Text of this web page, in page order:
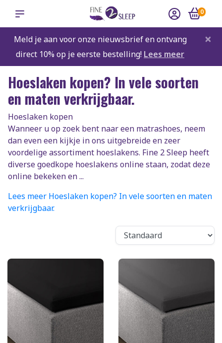
0
Meld je aan voor onze nieuwsbrief en ontvang
direct 10% op je eerste bestelling! Lees meer
×
Hoeslaken kopen? In vele soorten
en maten verkrijgbaar.
Hoeslaken kopen
Wanneer u op zoek bent naar een matrashoes, neem
dan even een kijkje in ons uitgebreide en zeer
voordelige assortiment hoeslakens. Fine 2 Sleep heeft
diverse goedkope hoeslakens online staan, zodat deze
online bekeken en ...
Lees meer Hoeslaken kopen? In vele soorten en maten
verkrijgbaar.